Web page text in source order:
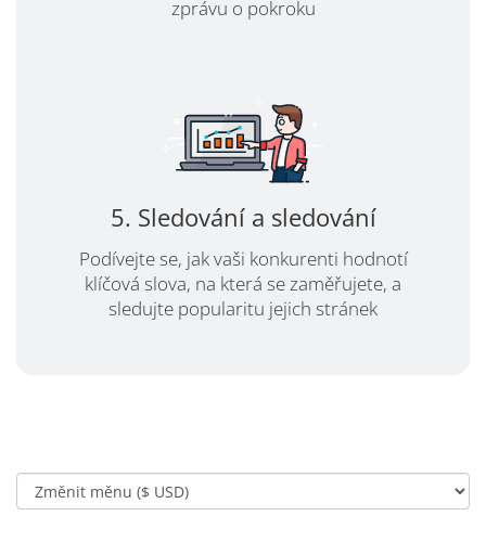
zprávu o pokroku
5. Sledování a sledování
Podívejte se, jak vaši konkurenti hodnotí
klíčová slova, na která se zaměřujete, a
sledujte popularitu jejich stránek